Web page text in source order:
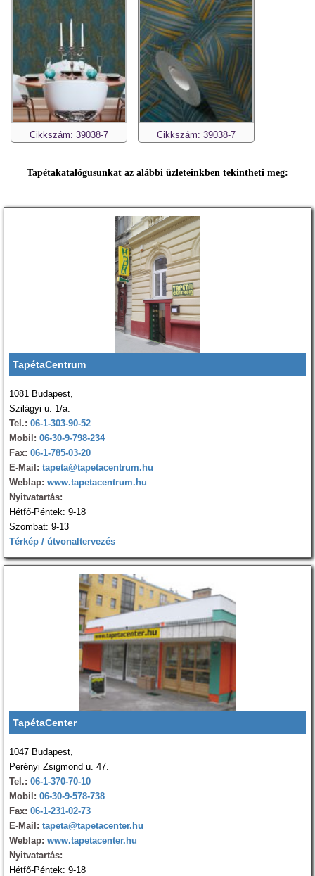
Cikkszám: 39038-7 Cikkszám: 39038-7
Tapétakatalógusunkat az alábbi üzleteinkben tekintheti meg:
TapétaCentrum
1081 Budapest,
Szilágyi u. 1/a.
Tel.: 06-1-303-90-52
Mobil: 06-30-9-798-234
Fax: 06-1-785-03-20
E-Mail: tapeta@tapetacentrum.hu
Weblap: www.tapetacentrum.hu
Nyitvatartás:
Hétfő-Péntek: 9-18
Szombat: 9-13
Térkép / útvonaltervezés
TapétaCenter
1047 Budapest,
Perényi Zsigmond u. 47.
Tel.: 06-1-370-70-10
Mobil: 06-30-9-578-738
Fax: 06-1-231-02-73
E-Mail: tapeta@tapetacenter.hu
Weblap: www.tapetacenter.hu
Nyitvatartás:
Hétfő-Péntek: 9-18